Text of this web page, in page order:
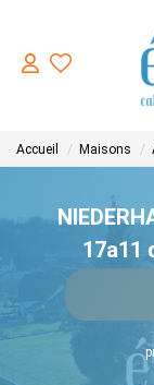
Accueil Maisons
17a11